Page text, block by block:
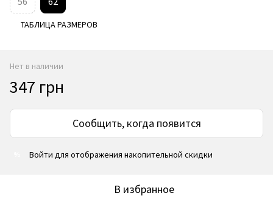
ТАБЛИЦА РАЗМЕРОВ
Нет в наличии
347 грн
Сообщить, когда появится
Войти для отображения накопительной скидки
В избранное